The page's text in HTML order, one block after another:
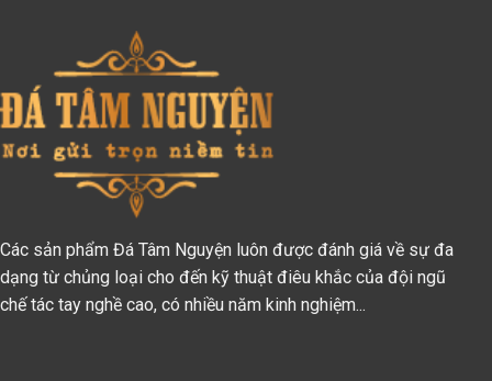
Các sản phẩm Đá Tâm Nguyện luôn được đánh giá về sự đa
dạng từ chủng loại cho đến kỹ thuật điêu khắc của đội ngũ
chế tác tay nghề cao, có nhiều năm kinh nghiệm...